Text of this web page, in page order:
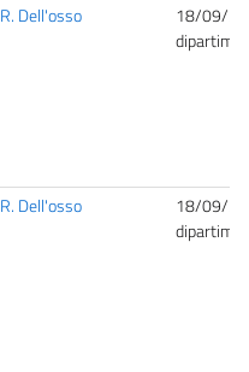
R. Dell'osso
18/09/
R. Dell'osso
18/09/